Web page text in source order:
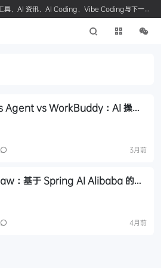
具、AI 资讯、AI Coding、Vibe Coding与下一代
们
Agent vs WorkBuddy：AI 操作
3月前
：基于 Spring AI Alibaba 的个
4月前